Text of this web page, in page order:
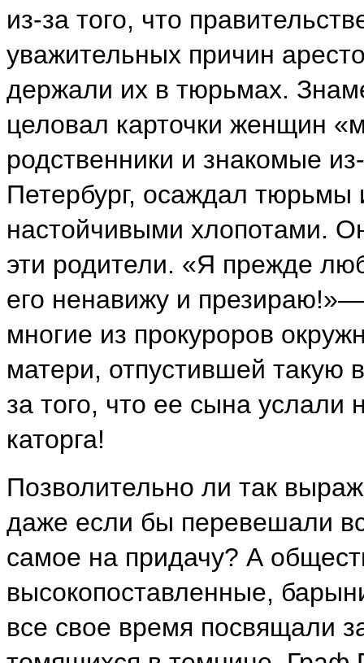
из-за того, что
уважительных причин
держали их в тюрьмах.
целовал карточки женщин
родственники и знакомые
Петербург, осаждал
настойчивыми хлопотами.
эти родители. «Я прежде
его ненавижу и
многие из прокуроров
матери, отпустившей такую
за того, что ее сына услали
каторга!
Позволительно ли так
даже если бы перевешали
самое на придачу? А
высокопоставленные,
все свое время посвящали